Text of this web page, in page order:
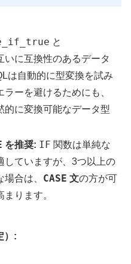
と
いに互換性のあるデータ
は自動的に型変換を試み
ーを避けるためにも、
的に変換可能なデータ型
を推奨: IF 関数は単純な
していますが、3つ以上の
合は、 CASE 文の方が可
ります。
）: